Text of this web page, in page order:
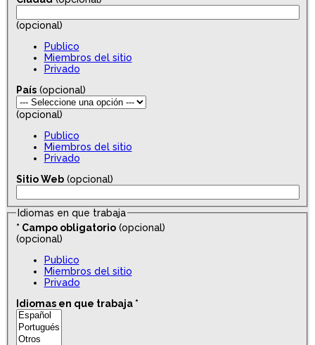
(opcional)
Publico
Miembros del sitio
Privado
País (opcional)
(opcional)
Publico
Miembros del sitio
Privado
Sitio Web (opcional)
Idiomas en que trabaja
* Campo obligatorio (opcional)
(opcional)
Publico
Miembros del sitio
Privado
Idiomas en que trabaja*